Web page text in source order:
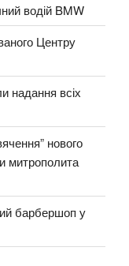
водій BMW
Центру
надання всіх
нового
митрополита
барбершоп у